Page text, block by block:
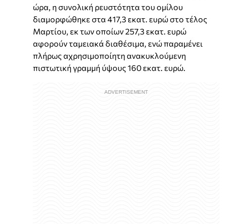
ώρα, η συνολική ρευστότητα του ομίλου
διαμορφώθηκε στα 417,3 εκατ. ευρώ στο τέλος
Μαρτίου, εκ των οποίων 257,3 εκατ. ευρώ
αφορούν ταμειακά διαθέσιμα, ενώ παραμένει
πλήρως αχρησιμοποίητη ανακυκλούμενη
πιστωτική γραμμή ύψους 160 εκατ. ευρώ.